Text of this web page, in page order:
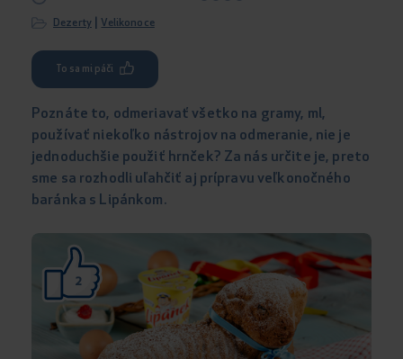
Dezerty|Velikonoce
To sa mi páči
Poznáte to, odmeriavať všetko na gramy, ml,
používať niekoľko nástrojov na odmeranie, nie je
jednoduchšie použiť hrnček? Za nás určite je, preto
sme sa rozhodli uľahčiť aj prípravu veľkonočného
baránka s Lipánkom.
2